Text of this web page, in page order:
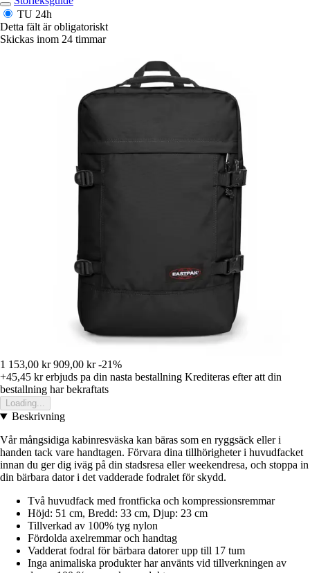
TU 24h
Detta fält är obligatoriskt
Skickas inom 24 timmar
1 153,00 kr 909,00 kr -21%
+45,45 krerbjuds pa din nasta bestallning Krediteras efter att din
bestallning har bekraftats
Loading...
Beskrivning
Vår mångsidiga kabinresväska kan bäras som en ryggsäck eller i
handen tack vare handtagen. Förvara dina tillhörigheter i huvudfacket
innan du ger dig iväg på din stadsresa eller weekendresa, och stoppa in
din bärbara dator i det vadderade fodralet för skydd.
Två huvudfack med frontficka och kompressionsremmar
Höjd: 51 cm, Bredd: 33 cm, Djup: 23 cm
Tillverkad av 100% tyg nylon
Fördolda axelremmar och handtag
Vadderat fodral för bärbara datorer upp till 17 tum
Inga animaliska produkter har använts vid tillverkningen av